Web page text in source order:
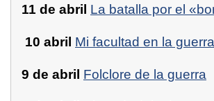
11 de abril La batalla por el
10 abril Mi facultad en la guerra
9 de abril Folclore de la guerra